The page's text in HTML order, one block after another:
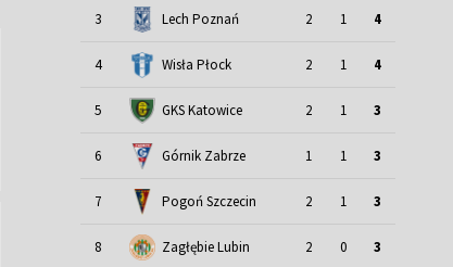
3 Lech Poznań 2 1 4
4 Wisła Płock 2 1 4
5 GKS Katowice 2 1 3
6 Górnik Zabrze 1 1 3
7 Pogoń Szczecin 2 1 3
8 Zagłębie Lubin 2 0 3